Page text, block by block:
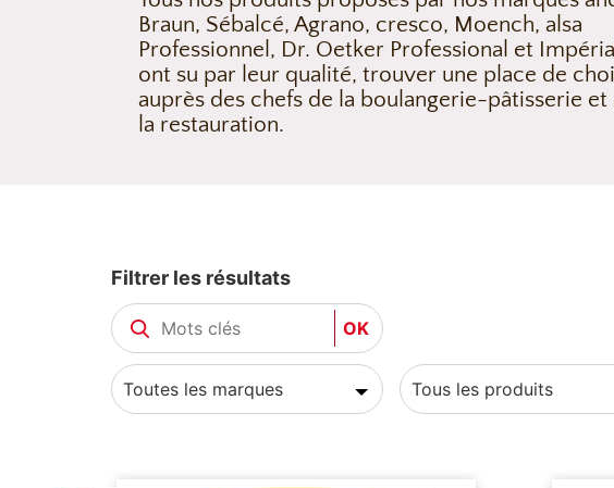
Braun, Sébalcé, Agrano, cresco, Moench, alsa
Professionnel, Dr. Oetker Professional et Impérial
ont su par leur qualité, trouver une place de
auprès des chefs de la boulangerie-pâtisserie et
la restauration.
Filtrer les résultats
OK
Toutes les marques Tous les produits